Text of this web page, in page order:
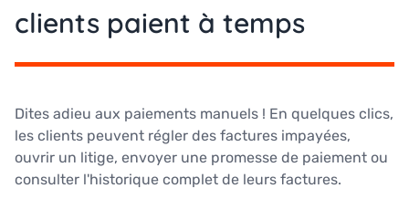
clients paient à temps
Dites adieu aux paiements manuels ! En quelques clics,
les clients peuvent régler des factures impayées,
ouvrir un litige, envoyer une promesse de paiement ou
consulter l'historique complet de leurs factures.